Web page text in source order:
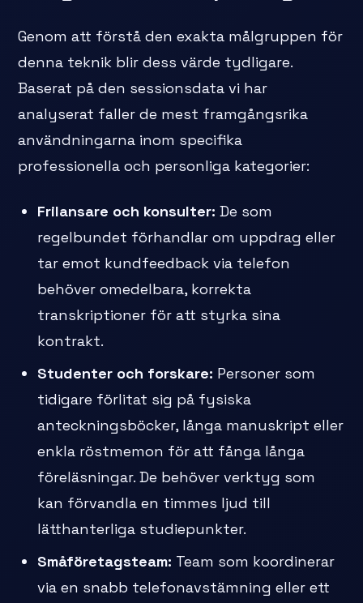
Genom att förstå den exakta målgruppen för
denna teknik blir dess värde tydligare.
Baserat på den sessionsdata vi har
analyserat faller de mest framgångsrika
användningarna inom specifika
professionella och personliga kategorier:
Frilansare och konsulter: De som
regelbundet förhandlar om uppdrag eller
tar emot kundfeedback via telefon
behöver omedelbara, korrekta
transkriptioner för att styrka sina
kontrakt.
Studenter och forskare: Personer som
tidigare förlitat sig på fysiska
anteckningsböcker, långa manuskript eller
enkla röstmemon för att fånga långa
föreläsningar. De behöver verktyg som
kan förvandla en timmes ljud till
lätthanterliga studiepunkter.
Småföretagsteam: Team som koordinerar
via en snabb telefonavstämning eller ett